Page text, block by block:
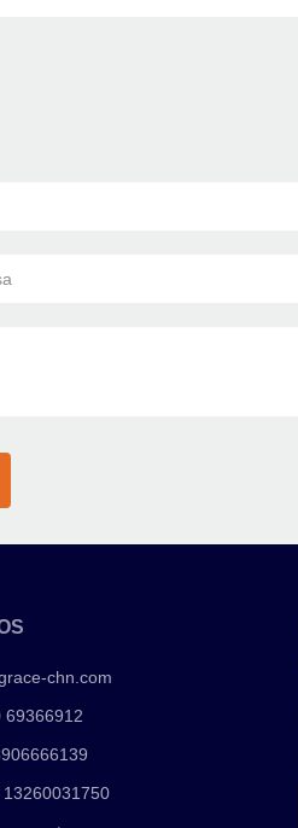
chn.com
69366912